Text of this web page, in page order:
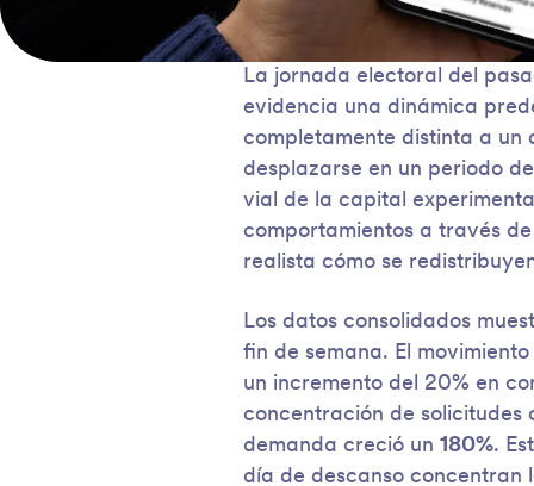
La jornada electoral del
evidencia una dinámica
completamente distinta a un
desplazarse en un periodo
vial de la capital
comportamientos a través
realista cómo se
Los datos consolidados
fin de semana. El
un incremento del 20% en
concentración de solicitudes
demanda creció un 180%.
día de descanso concentran